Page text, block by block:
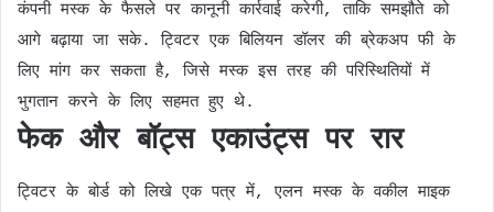
कंपनी मस्क के फैसले पर कानूनी कार्रवाई करेगी, ताकि समझौते को
आगे बढ़ाया जा सके. ट्विटर एक बिलियन डॉलर की ब्रेकअप फी के
लिए मांग कर सकता है, जिसे मस्क इस तरह की परिस्थितियों में
भुगतान करने के लिए सहमत हुए थे.
फेक और बॉट्स एकाउंट्स पर रार
ट्विटर के बोर्ड को लिखे एक पत्र में, एलन मस्क के वकील माइक